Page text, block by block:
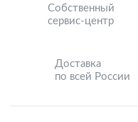
Собственный
сервис-центр
Доставка
по всей России